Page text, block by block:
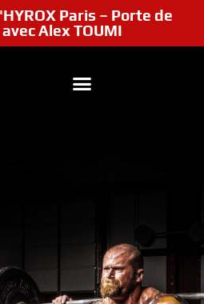
Paris – Porte de
Alex TOUMI